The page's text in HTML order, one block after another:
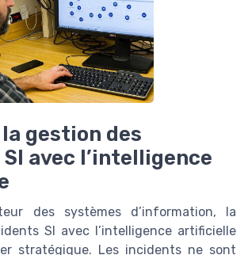
gestion des
avec l’intelligence
des systèmes d’information, la
SI avec l’intelligence artificielle
stratégique. Les incidents ne sont